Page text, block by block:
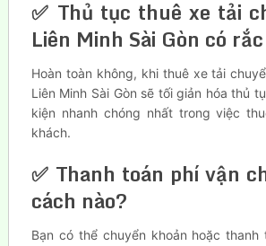
✅ Thủ tục thuê xe tải
Liên Minh Sài Gòn có
Hoàn toàn không, khi thuê xe tải
Liên Minh Sài Gòn sẽ tối giản hóa thủ
kiện nhanh chóng nhất trong việc
khách.
✅ Thanh toán phí vận
cách nào?
Bạn có thể chuyển khoản hoặc